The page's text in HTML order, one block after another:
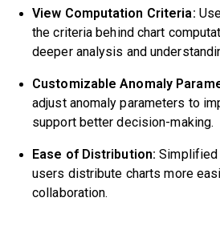
View Computation Criteria:
the criteria behind chart
deeper analysis and
Customizable Anomaly
adjust anomaly parameters to
support better decision-making.
Ease of Distribution: Simplified
users distribute charts more
collaboration.